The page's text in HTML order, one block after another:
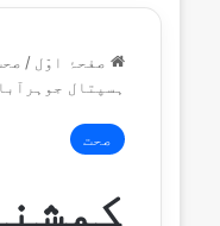
صفحۂ اوّل /
ہسپتال
صحت